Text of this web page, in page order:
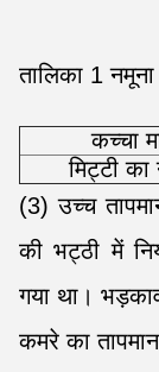
तालिका 1
कच्चा
मिट्टी का
(3) उच्च
की भट्ठी में
गया था।
कमरे का